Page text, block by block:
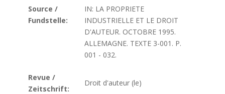
Source /
Fundstelle:
IN: LA PROPRIETE
INDUSTRIELLE ET LE DROIT
D'AUTEUR. OCTOBRE 1995.
ALLEMAGNE. TEXTE 3-001. P.
001 - 032.
Revue /
Zeitschrift:
Droit d'auteur (le)